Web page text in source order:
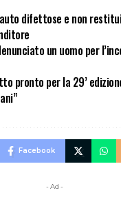
difettose e non
un uomo per
pronto per la 29’
Facebook
- Ad -